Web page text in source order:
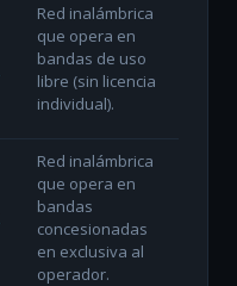
Red inalámbrica
que opera en
bandas de uso
libre (sin licencia
individual).
Red inalámbrica
que opera en
bandas
concesionadas
en exclusiva al
operador.